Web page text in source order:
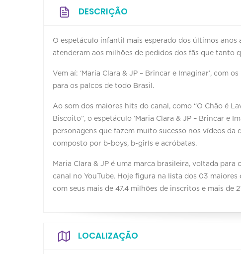
DESCRIÇÃO
O espetáculo infantil mais esperado dos últimos anos
atenderam aos milhões de pedidos dos fãs que tanto
Vem aí: ‘Maria Clara & JP – Brincar e Imaginar’, com
para os palcos de todo Brasil.
Ao som dos maiores hits do canal, como “O Chão é
Biscoito”, o espetáculo ‘Maria Clara & JP – Brincar e
personagens que fazem muito sucesso nos vídeos
composto por b-boys, b-girls e acróbatas.
Maria Clara & JP é uma marca brasileira, voltada
canal no YouTube. Hoje figura na lista dos 03
com seus mais de 47.4 milhões de inscritos e mais de
LOCALIZAÇÃO